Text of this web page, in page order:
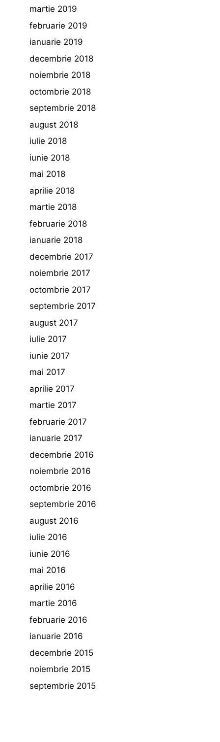
martie 2019
februarie 2019
ianuarie 2019
decembrie 2018
noiembrie 2018
octombrie 2018
septembrie 2018
august 2018
iulie 2018
iunie 2018
mai 2018
aprilie 2018
martie 2018
februarie 2018
ianuarie 2018
decembrie 2017
noiembrie 2017
octombrie 2017
septembrie 2017
august 2017
iulie 2017
iunie 2017
mai 2017
aprilie 2017
martie 2017
februarie 2017
ianuarie 2017
decembrie 2016
noiembrie 2016
octombrie 2016
septembrie 2016
august 2016
iulie 2016
iunie 2016
mai 2016
aprilie 2016
martie 2016
februarie 2016
ianuarie 2016
decembrie 2015
noiembrie 2015
septembrie 2015